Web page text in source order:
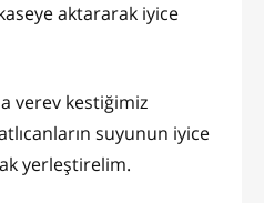
aktararak iyice
verev kestiğimiz
suyunun iyice
yerleştirelim.